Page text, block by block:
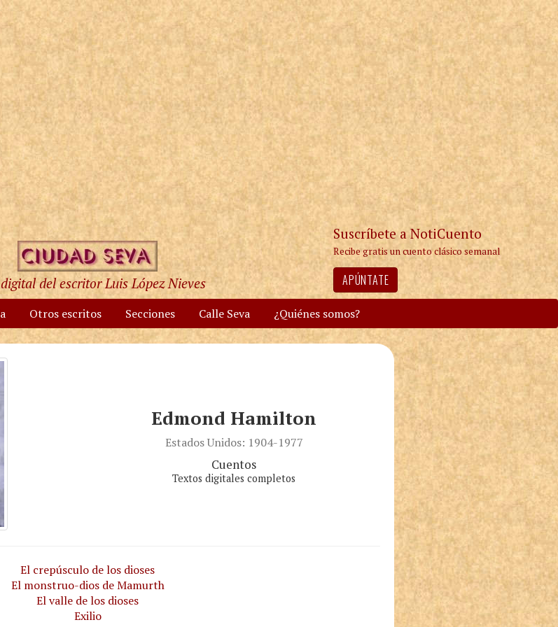
del escritor Luis López Nieves
Suscríbete a NotiCuento
Recibe gratis un cuento clásico semanal
APÚNTATE
Otros escritos Secciones Calle Seva ¿Quiénes somos?
Edmond Hamilton
Estados Unidos: 1904-1977
Cuentos
Textos digitales completos
El crepúsculo de los dioses
El monstruo-dios de Mamurth
El valle de los dioses
Exilio